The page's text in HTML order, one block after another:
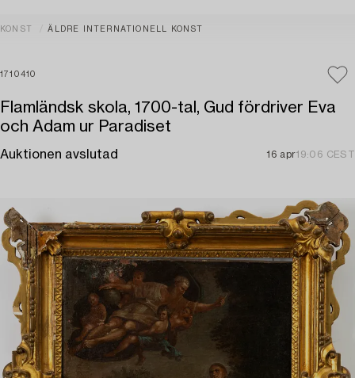
KONST ÄLDRE INTERNATIONELL KONST
1710410
Flamländsk skola, 1700-tal, Gud fördriver Eva
och Adam ur Paradiset
Auktionen avslutad 16 apr19:06 CEST